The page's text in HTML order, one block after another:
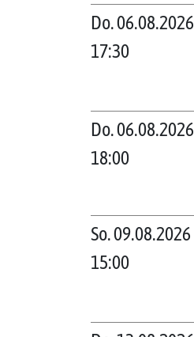
Do. 06.08.2026
17:30
Do. 06.08.2026
18:00
So. 09.08.2026
15:00